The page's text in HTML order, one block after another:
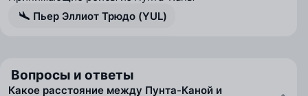
Пьер Эллиот Трюдо (YUL)
Вопросы и ответы
Какое расстояние между Пунта-Каной и